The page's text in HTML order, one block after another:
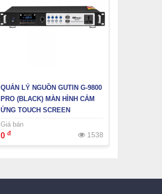
QUẢN LÝ NGUỒN GUTIN G-9800
PRO (BLACK) MÀN HÌNH CẢM
ỨNG TOUCH SCREEN
Giá bán
0 đ 1538